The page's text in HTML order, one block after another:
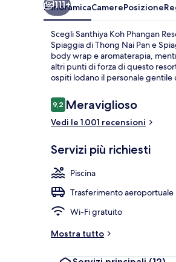
per
Night
111+
PanoramicaCamerePosizione
Scegli Santhiya Koh Phangan
Spiaggia di Thong Nai Pan e
body wrap e aromaterapia,
altri punti di forza di questo
ospiti lodano il personale gentile
Recensioni
9,29,2 su 10
Meraviglioso
Vedi le 1.001 recensioni
Servizi più richiesti
Piscina
Trasferimento aeroportuale
Wi-Fi gratuito
Mostra tutto